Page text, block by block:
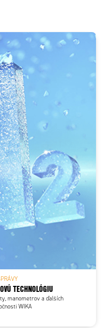
°C
°C
TECHNOLÓGIU
manometrov a ďalších
WIKA